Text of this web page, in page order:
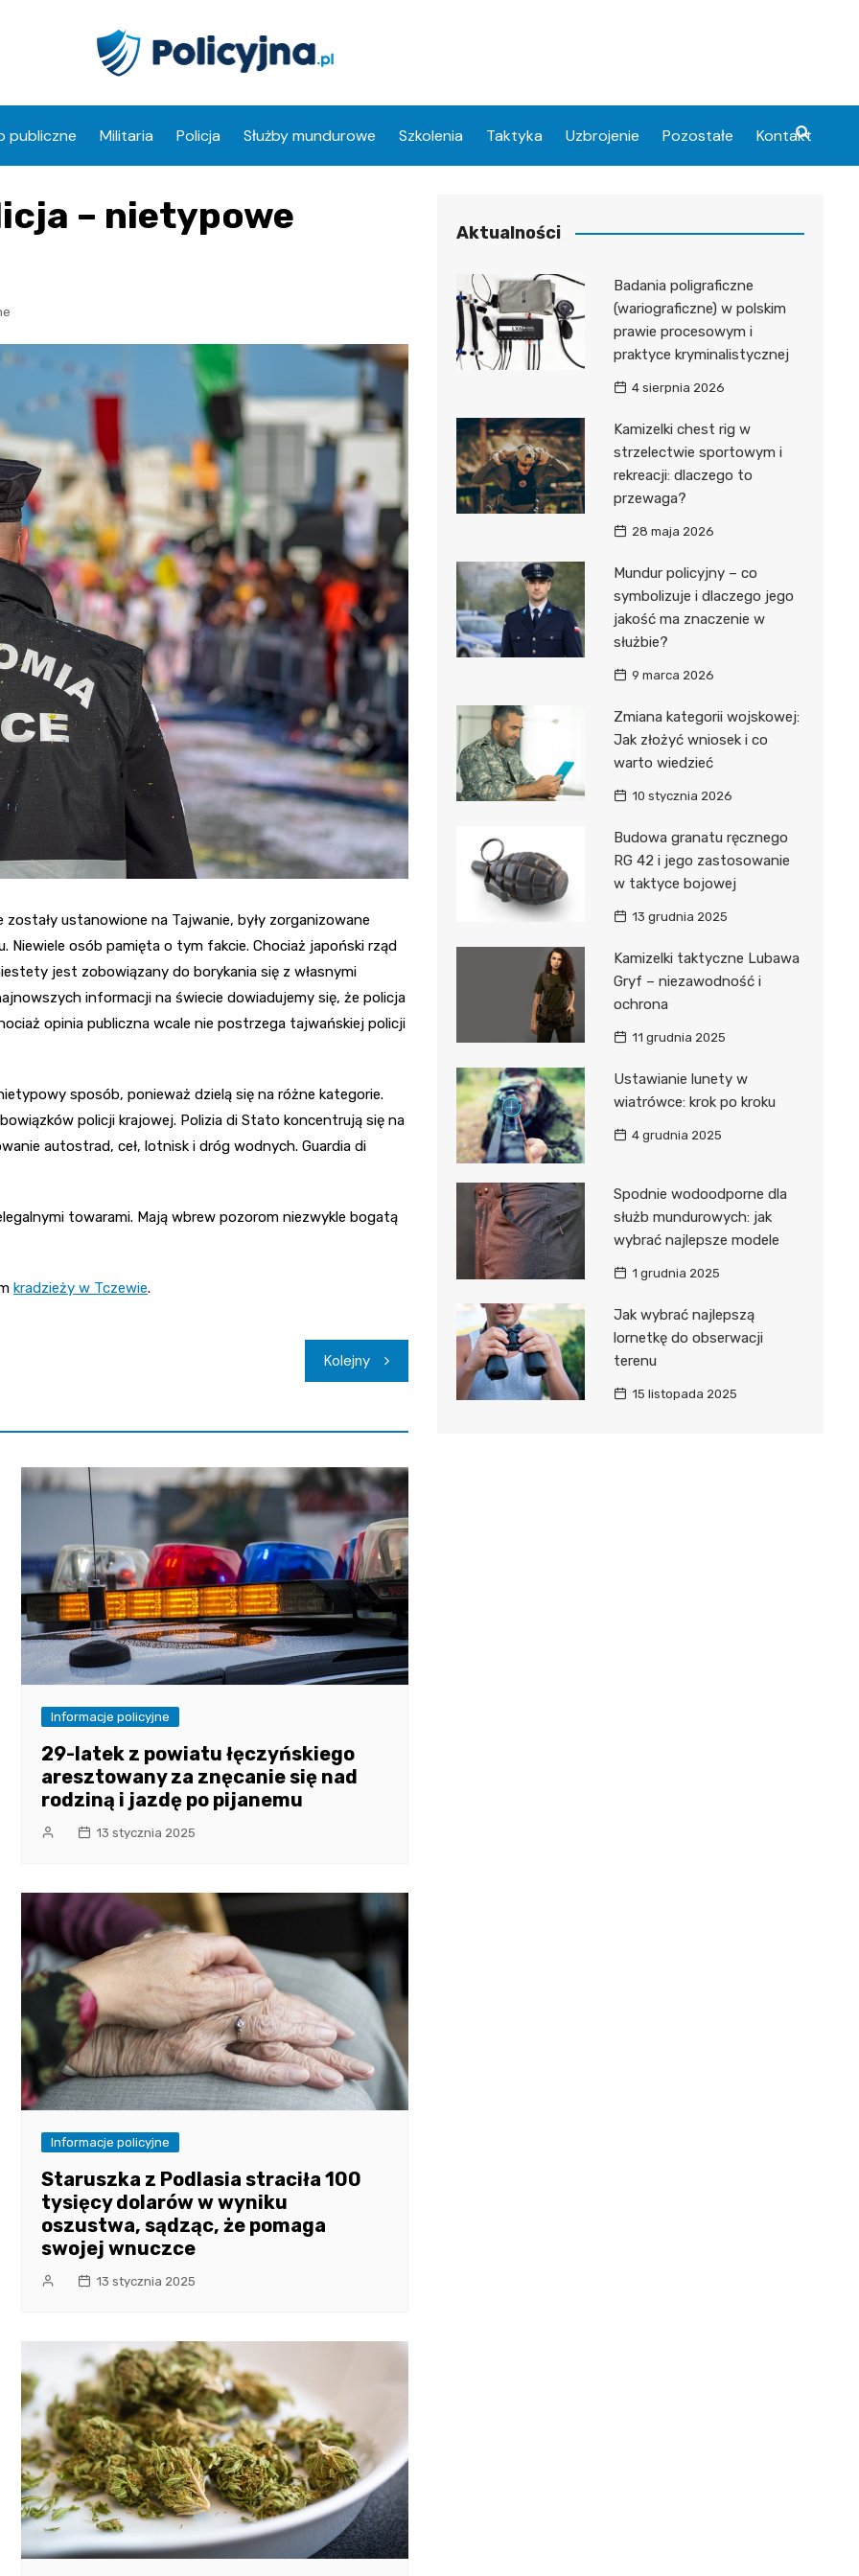
publiczne Militaria Policja Służby mundurowe Szkolenia Taktyka Uzbrojenie Pozostałe Kontakt
– nietypowe
ustanowione na Tajwanie, były zorganizowane
Niewiele osób pamięta o tym fakcie. Chociaż japoński rząd
jest zobowiązany do borykania się z własnymi
informacji na świecie dowiadujemy się, że policja
opinia publiczna wcale nie postrzega tajwańskiej policji
sposób, ponieważ dzielą się na różne kategorie.
policji krajowej. Polizia di Stato koncentrują się na
autostrad, ceł, lotnisk i dróg wodnych. Guardia di
towarami. Mają wbrew pozorom niezwykle bogatą
kradzieży w Tczewie.
Kolejny
Informacje policyjne
29-latek z powiatu łęczyńskiego
aresztowany za znęcanie się nad
rodziną i jazdę po pijanemu
13 stycznia 2025
Informacje policyjne
Staruszka z Podlasia straciła 100
tysięcy dolarów w wyniku
oszustwa, sądząc, że pomaga
swojej wnuczce
13 stycznia 2025
Aktualności
Badania poligraficzne
(wariograficzne) w polskim
prawie procesowym i
praktyce kryminalistycznej
4 sierpnia 2026
Kamizelki chest rig w
strzelectwie sportowym i
rekreacji: dlaczego to
przewaga?
28 maja 2026
Mundur policyjny – co
symbolizuje i dlaczego jego
jakość ma znaczenie w
służbie?
9 marca 2026
Zmiana kategorii wojskowej:
Jak złożyć wniosek i co
warto wiedzieć
10 stycznia 2026
Budowa granatu ręcznego
RG 42 i jego zastosowanie
w taktyce bojowej
13 grudnia 2025
Kamizelki taktyczne Lubawa
Gryf – niezawodność i
ochrona
11 grudnia 2025
Ustawianie lunety w
wiatrówce: krok po kroku
4 grudnia 2025
Spodnie wodoodporne dla
służb mundurowych: jak
wybrać najlepsze modele
1 grudnia 2025
Jak wybrać najlepszą
lornetkę do obserwacji
terenu
15 listopada 2025